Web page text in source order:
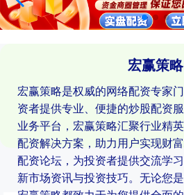
宏赢策略
宏赢策略是权威的网络配资专家
资者提供专业、便捷的炒股配资
业务平台，宏赢策略汇聚行业精
配资解决方案，助力用户实现财
配资论坛，为投资者提供交流学
新市场资讯与投资技巧。无论您